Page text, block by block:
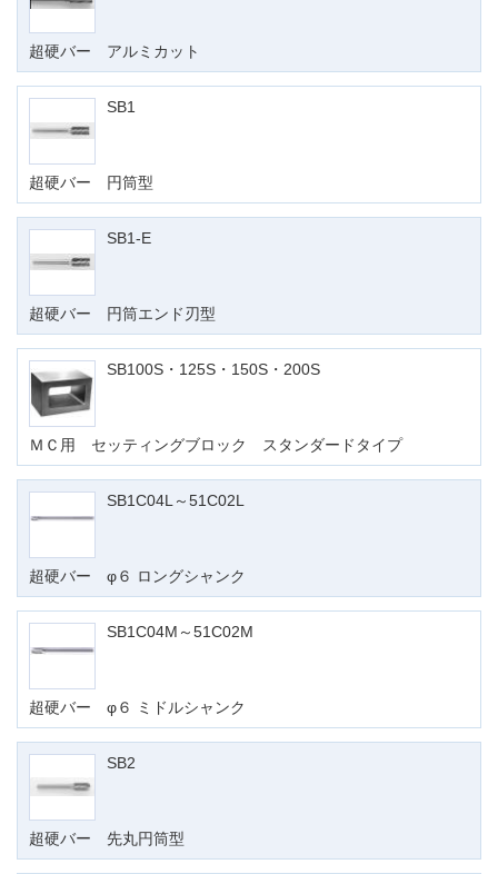
超硬バー アルミカット
SB1
超硬バー 円筒型
SB1-E
超硬バー 円筒エンド刃型
SB100S・125S・150S・200S
ＭＣ用 セッティングブロック スタンダードタイプ
SB1C04L～51C02L
超硬バー φ６ ロングシャンク
SB1C04M～51C02M
超硬バー φ６ ミドルシャンク
SB2
超硬バー 先丸円筒型